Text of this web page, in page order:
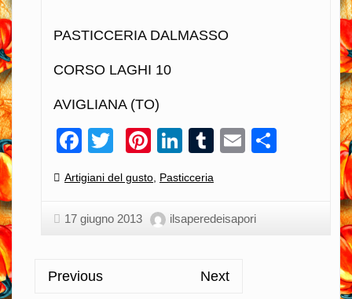
PASTICCERIA DALMASSO
CORSO LAGHI 10
AVIGLIANA (TO)
Facebook
TwitterPinterest
LinkedIn
Tumblr
Email
Categories:
Artigiani del gusto Pasticceria
17 giugno 2013 ilsaperedeisapori
Previous Next